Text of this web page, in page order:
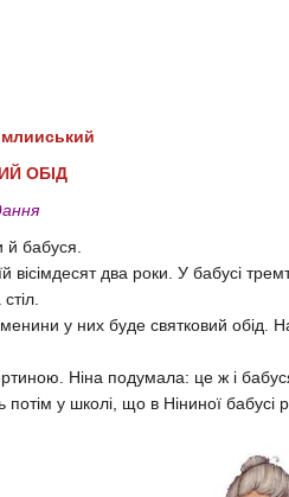
ОБІД
й бабуся.
два роки. У бабусі
у них буде святковий обід.
Ніна подумала: це ж і
у школі, що в Ніниної бабусі